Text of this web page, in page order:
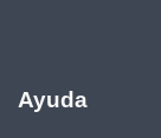
Ayuda